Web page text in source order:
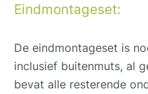
Eindmontageset:
De eindmontageset is
inclusief buitenmuts, al
bevat alle resterende